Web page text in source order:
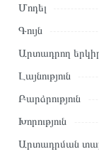
Մոդել
Գույն
Արտադրող
Լայնություն
Բարձրություն
Խորություն
Արտադրման